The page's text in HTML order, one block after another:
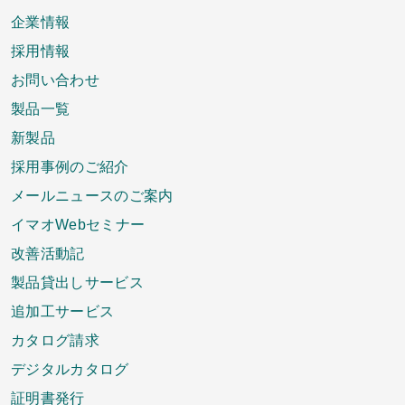
企業情報
採用情報
お問い合わせ
製品一覧
新製品
採用事例のご紹介
メールニュースのご案内
イマオWebセミナー
改善活動記
製品貸出しサービス
追加工サービス
カタログ請求
デジタルカタログ
証明書発行